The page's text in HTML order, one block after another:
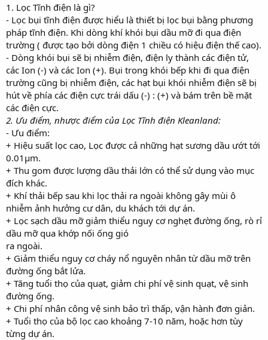
1. Lọc Tĩnh điện là gì?
- Lọc bụi tĩnh điện được hiểu là thiết bị lọc bụi bằng phương
pháp tĩnh điện. Khi dòng khí khói bụi dầu mỡ đi qua điện
trường ( được tạo bởi dòng điện 1 chiều có hiệu điện thế cao).
- Dòng khói bụi sẽ bị nhiễm điện, điện ly thành các điện tử,
các Ion (-) và các Ion (+). Bụi trong khói bếp khi đi qua điện
trường cũng bị nhiễm điện, các hạt bụi khói nhiễm điện sẽ bị
hút về phía các điện cực trái dấu (-) : (+) và bám trên bề mặt
các điện cực.
2. Ưu điểm, nhược điểm của Lọc Tĩnh điện Kleanland:
- Ưu điểm:
+ Hiệu suất lọc cao, Lọc được cả những hạt sương dầu ướt tới
0.01µm.
+ Thu gom được lượng dầu thải lớn có thể sử dụng vào mục
đích khác.
+ Khí thải bếp sau khi lọc thải ra ngoài không gây mùi ô
nhiễm ảnh hưởng cư dân, du khách tới dự án.
+ Lọc sạch dầu mỡ giảm thiểu nguy cơ nghẹt đường ống, rò rỉ
dầu mỡ qua khớp nối ống gió
ra ngoài.
+ Giảm thiểu nguy cơ cháy nổ nguyên nhân từ dầu mỡ trên
đường ống bắt lửa.
+ Tăng tuổi thọ của quạt, giảm chi phí vệ sinh quạt, vệ sinh
đường ống.
+ Chi phí nhân công vệ sinh bảo trì thấp, vận hành đơn giản.
+ Tuổi thọ của bộ lọc cao khoảng 7-10 năm, hoặc hơn tùy
từng dự án.